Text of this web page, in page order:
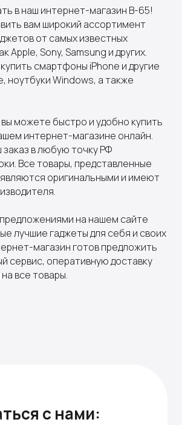
в наш интернет-магазин B-65!
вам широкий ассортимент
от самых известных
Apple, Sony, Samsung и других.
смартфоны iPhone и другие
ноутбуки Windows, а также
можете быстро и удобно купить
интернет-магазине онлайн.
в любую точку РФ
Все товары, представленные
оригинальными и имеют
на нашем сайте
лучшие гаджеты для себя и своих
магазин готов предложить
сервис, оперативную доставку
все товары.
с нами: